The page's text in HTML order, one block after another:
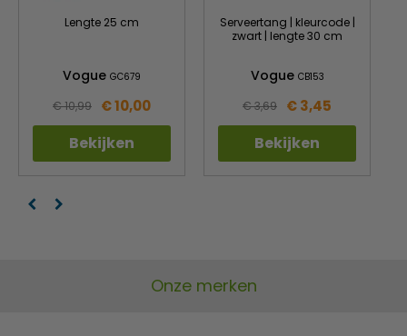
Lengte 25 cm
Vogue GC679
€ 10,99 € 10,00
Bekijken
Serveertang | kleurcode |
zwart | lengte 30 cm
Vogue CB153
€ 3,69 € 3,45
Bekijken
Onze merken